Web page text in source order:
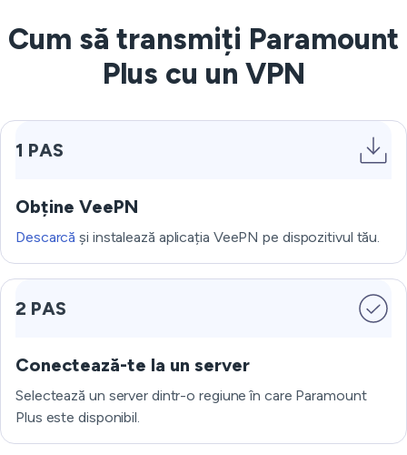
Cum să transmiți Paramount
Plus cu un VPN
1 PAS
Obține VeePN
Descarcă și instalează aplicația VeePN pe dispozitivul tău.
2 PAS
Conectează-te la un server
Selectează un server dintr-o regiune în care Paramount
Plus este disponibil.